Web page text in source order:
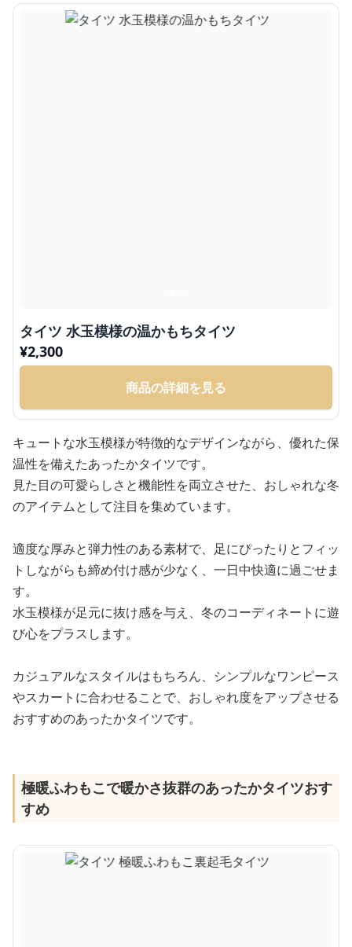
タイツ 水玉模様の温かもちタイツ
¥2,300
商品の詳細を見る
キュートな水玉模様が特徴的なデザインながら、優れた保
温性を備えたあったかタイツです。
見た目の可愛らしさと機能性を両立させた、おしゃれな冬
のアイテムとして注目を集めています。
適度な厚みと弾力性のある素材で、足にぴったりとフィッ
トしながらも締め付け感が少なく、一日中快適に過ごせま
す。
水玉模様が足元に抜け感を与え、冬のコーディネートに遊
び心をプラスします。
カジュアルなスタイルはもちろん、シンプルなワンピース
やスカートに合わせることで、おしゃれ度をアップさせる
おすすめのあったかタイツです。
極暖ふわもこで暖かさ抜群のあったかタイツおす
すめ